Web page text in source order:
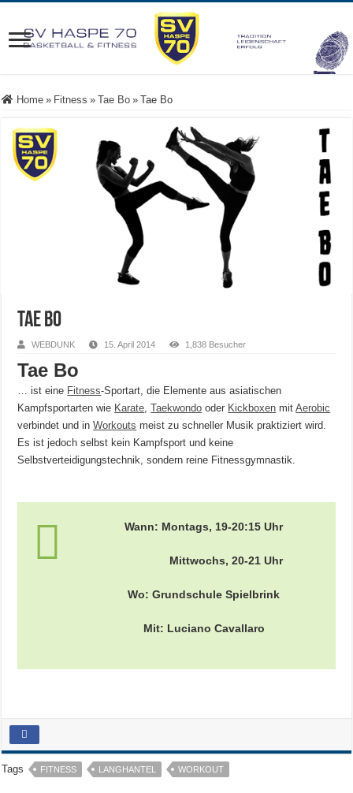
Home » Fitness » Tae Bo » Tae Bo
Tae Bo
WEBDUNK 15. April 2014 1,838 Besucher
Tae Bo
… ist eine Fitness-Sportart, die Elemente aus asiatischen
Kampfsportarten wie Karate ,Taekwondo oder Kickboxen mitAerobic
verbindet und inWorkouts meist zu schneller Musik praktiziert wird.
Es ist jedoch selbst kein Kampfsport und keine
Selbstverteidigungstechnik, sondern reine Fitnessgymnastik.
Wann: Montags, 19-20:15 Uhr
Mittwochs, 20-21 Uhr
Wo: Grundschule Spielbrink
Mit: Luciano Cavallaro
Tags FITNESS LANGHANTEL WORKOUT